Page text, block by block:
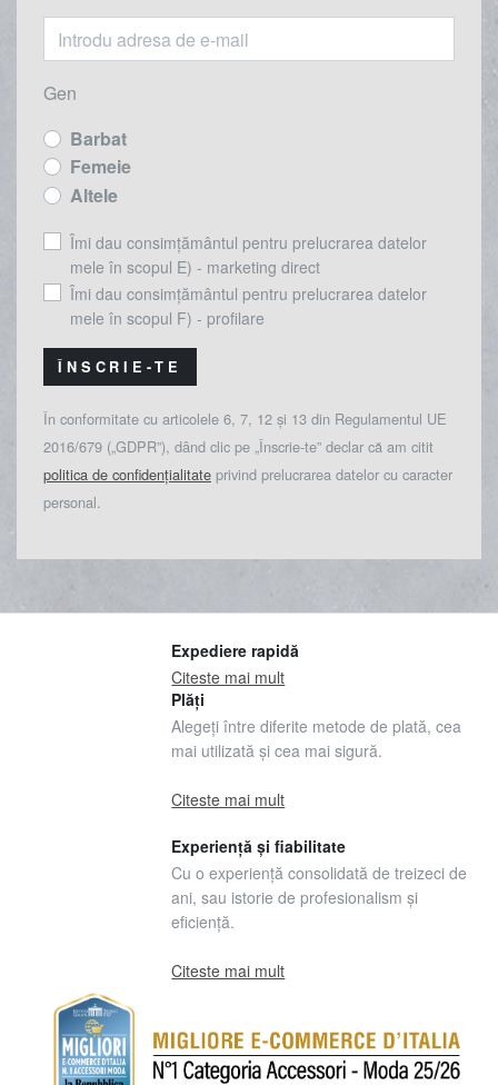
Gen
Barbat
Femeie
Altele
Îmi dau consimțământul pentru prelucrarea datelor
mele în scopul E) - marketing direct
Îmi dau consimțământul pentru prelucrarea datelor
mele în scopul F) - profilare
ÎNSCRIE-TE
În conformitate cu articolele 6, 7, 12 și 13 din Regulamentul UE
2016/679 („GDPR”), dând clic pe „Înscrie-te” declar că am citit
politica de confidențialitate privind prelucrarea datelor cu caracter
personal.
Expediere rapidă
Citeste mai mult
Plăți
Alegeți între diferite metode de plată, cea
mai utilizată și cea mai sigură.
Citeste mai mult
Experiență și fiabilitate
Cu o experiență consolidată de treizeci de
ani, sau istorie de profesionalism și
eficiență.
Citeste mai mult